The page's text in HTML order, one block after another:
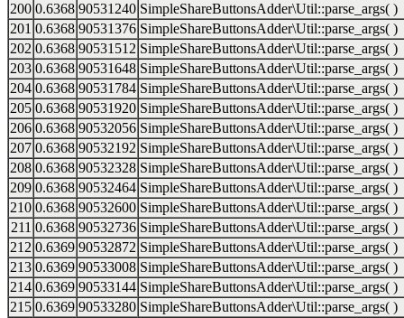
200 0.6368 90531240 SimpleShareButtonsAdder\Util::parse_args( )
201 0.6368 90531376 SimpleShareButtonsAdder\Util::parse_args( )
202 0.6368 90531512 SimpleShareButtonsAdder\Util::parse_args( )
203 0.6368 90531648 SimpleShareButtonsAdder\Util::parse_args( )
204 0.6368 90531784 SimpleShareButtonsAdder\Util::parse_args( )
205 0.6368 90531920 SimpleShareButtonsAdder\Util::parse_args( )
206 0.6368 90532056 SimpleShareButtonsAdder\Util::parse_args( )
207 0.6368 90532192 SimpleShareButtonsAdder\Util::parse_args( )
208 0.6368 90532328 SimpleShareButtonsAdder\Util::parse_args( )
209 0.6368 90532464 SimpleShareButtonsAdder\Util::parse_args( )
210 0.6368 90532600 SimpleShareButtonsAdder\Util::parse_args( )
211 0.6368 90532736 SimpleShareButtonsAdder\Util::parse_args( )
212 0.6369 90532872 SimpleShareButtonsAdder\Util::parse_args( )
213 0.6369 90533008 SimpleShareButtonsAdder\Util::parse_args( )
214 0.6369 90533144 SimpleShareButtonsAdder\Util::parse_args( )
215 0.6369 90533280 SimpleShareButtonsAdder\Util::parse_args( )